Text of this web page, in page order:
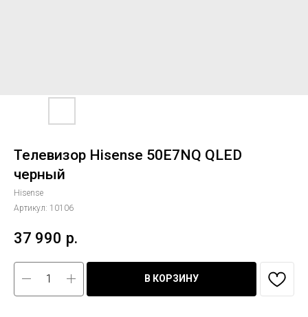
Телевизор Hisense 50E7NQ QLED
черный
Hisense
Артикул: 10106
37 990 р.
В КОРЗИНУ